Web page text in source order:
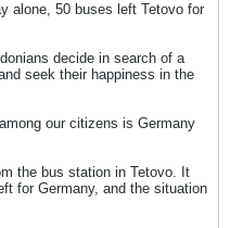
alone, 50 buses left Tetovo for
decide in search of a
seek their happiness in the
our citizens is Germany
the bus station in Tetovo. It
for Germany, and the situation